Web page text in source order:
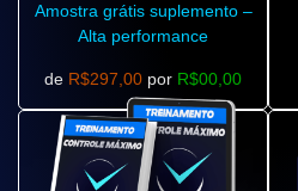
Amostra grátis suplemento –
Alta performance
de R$297,00 por R$00,00